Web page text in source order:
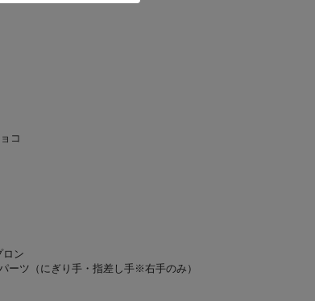
コ
ロン
ーツ（にぎり手・指差し手※右手のみ）